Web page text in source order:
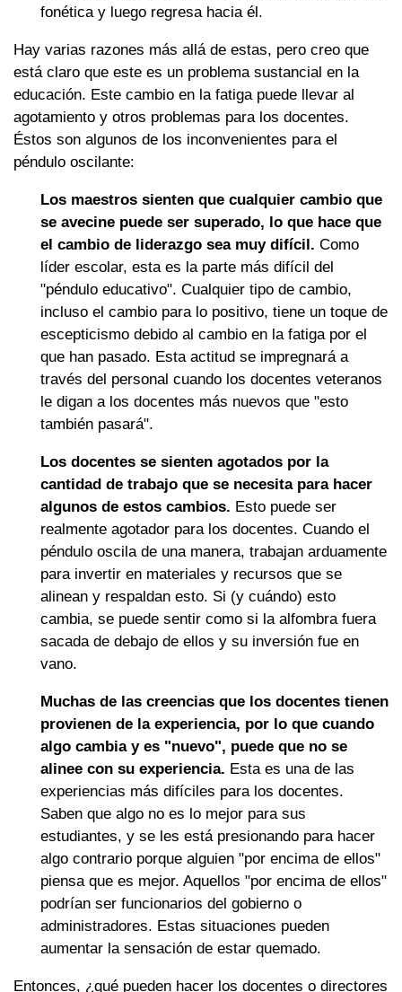
fonética y luego regresa hacia él.
Hay varias razones más allá de estas, pero creo que
está claro que este es un problema sustancial en la
educación. Este cambio en la fatiga puede llevar al
agotamiento y otros problemas para los docentes.
Éstos son algunos de los inconvenientes para el
péndulo oscilante:
Los maestros sienten que cualquier cambio que
se avecine puede ser superado, lo que hace que
el cambio de liderazgo sea muy difícil. Como
líder escolar, esta es la parte más difícil del
"péndulo educativo". Cualquier tipo de cambio,
incluso el cambio para lo positivo, tiene un toque de
escepticismo debido al cambio en la fatiga por el
que han pasado. Esta actitud se impregnará a
través del personal cuando los docentes veteranos
le digan a los docentes más nuevos que "esto
también pasará".
Los docentes se sienten agotados por la
cantidad de trabajo que se necesita para hacer
algunos de estos cambios. Esto puede ser
realmente agotador para los docentes. Cuando el
péndulo oscila de una manera, trabajan arduamente
para invertir en materiales y recursos que se
alinean y respaldan esto. Si (y cuándo) esto
cambia, se puede sentir como si la alfombra fuera
sacada de debajo de ellos y su inversión fue en
vano.
Muchas de las creencias que los docentes tienen
provienen de la experiencia, por lo que cuando
algo cambia y es "nuevo", puede que no se
alinee con su experiencia. Esta es una de las
experiencias más difíciles para los docentes.
Saben que algo no es lo mejor para sus
estudiantes, y se les está presionando para hacer
algo contrario porque alguien "por encima de ellos"
piensa que es mejor. Aquellos "por encima de ellos"
podrían ser funcionarios del gobierno o
administradores. Estas situaciones pueden
aumentar la sensación de estar quemado.
Entonces, ¿qué pueden hacer los docentes o directores